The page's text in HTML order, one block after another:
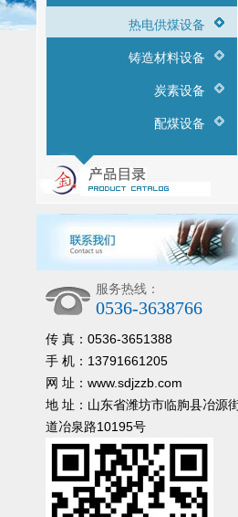
热电供煤设备
铸造材料设备
炭素设备
配煤设备
服务热线：
0536-3638766
传 真：0536-3651388
手 机：13791661205
网 址：www.sdjzzb.com
地 址：山东省潍坊市临朐县冶源
道冶泉路10195号